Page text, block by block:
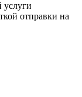
услуги
отправки на